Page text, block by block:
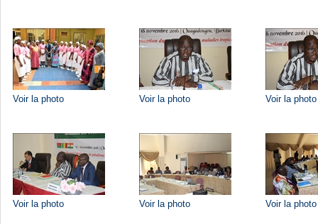
Voir la photo Voir la photo Voir la photo
Voir la photo Voir la photo Voir la photo